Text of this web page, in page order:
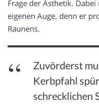
Frage der Ästhetik.
eigenen Auge, denn er
Raunens.
Zuvörderst
Kerbpfahl
schrecklichen